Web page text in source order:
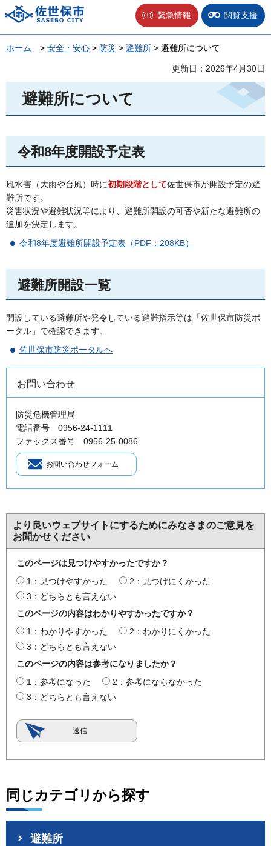
佐世保市 緊急情報 閲覧支援
ホーム > 安全・安心 > 防災 > 避難所 > 避難所について
更新日：2026年4月30日
避難所について
令和8年度開設予定表
風水害（大雨や台風）時に初期段階として佐世保市が開設予定の避
難所です。
災害状況や避難状況等により、避難所開設の可否や新たな避難所の
追加を決定します。
令和8年度避難所開設予定表（PDF：208KB）
避難所開設一覧
開設している避難所や発令している避難指示等は「佐世保市防災ポ
ータル」で確認できます。
佐世保市防災ポータルへ
お問い合わせ
防災危機管理局
電話番号 0956-24-1111
ファックス番号 0956-25-0086
より良いウェブサイトにするためにみなさまのご意見を
お聞かせください
このページは見つけやすかったですか？
1：見つけやすかった
2：見つけにくかった
3：どちらとも言えない
このページの内容はわかりやすかったですか？
1：わかりやすかった
2：わかりにくかった
3：どちらとも言えない
このページの内容は参考になりましたか？
1：参考になった
2：参考にならなかった
3：どちらとも言えない
同じカテゴリから探す
避難所